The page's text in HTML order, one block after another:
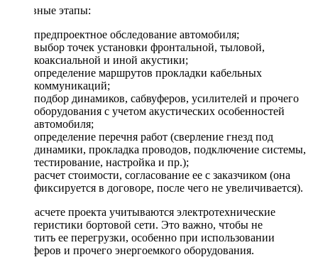
Основные этапы:
предпроектное обследование автомобиля;
выбор точек установки фронтальной, тыловой,
коаксиальной и иной акустики;
определение маршрутов прокладки кабельных
коммуникаций;
подбор динамиков, сабвуферов, усилителей и прочего
оборудования с учетом акустических особенностей
автомобиля;
определение перечня работ (сверление гнезд под
динамики, прокладка проводов, подключение системы,
тестирование, настройка и пр.);
расчет стоимости, согласование ее с заказчиком (она
фиксируется в договоре, после чего не увеличивается).
При расчете проекта учитываются электротехнические
характеристики бортовой сети. Это важно, чтобы не
допустить ее перегрузки, особенно при использовании
сабвуферов и прочего энергоемкого оборудования.